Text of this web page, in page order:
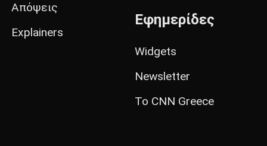
Απόψεις
Explainers
Εφημερίδες
Widgets
Newsletter
Το CNN Greece